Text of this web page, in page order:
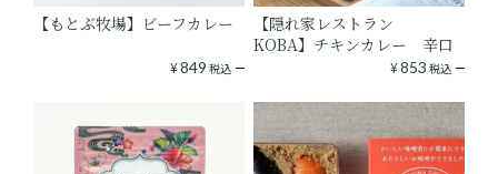
【もとぶ牧場】ビーフカレー
¥849 税込
【隠れ家レストラン
KOBA】チキンカレー 辛口
¥853 税込